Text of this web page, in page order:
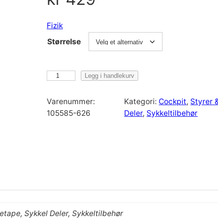
Fizik
Størrelse
z
i
p
e
V
Legg i handlekurv
Varenummer:
105585-626
Kategori: Cockpit, Styrer
Deler, Sykkeltilbehør
Sykkel Deler, Sykkeltilbehør